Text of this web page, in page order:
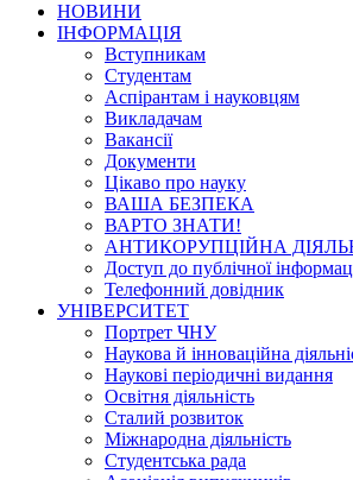
НОВИНИ
ІНФОРМАЦІЯ
Вступникам
Студентам
Аспірантам і науковцям
Викладачам
Вакансії
Документи
Цікаво про науку
ВАША БЕЗПЕКА
ВАРТО ЗНАТИ!
АНТИКОРУПЦІЙНА
Доступ до публічної
Телефонний довідник
УНІВЕРСИТЕТ
Портрет ЧНУ
Наукова й інноваційна
Наукові періодичні видання
Освітня діяльність
Сталий розвиток
Міжнародна діяльність
Студентська рада